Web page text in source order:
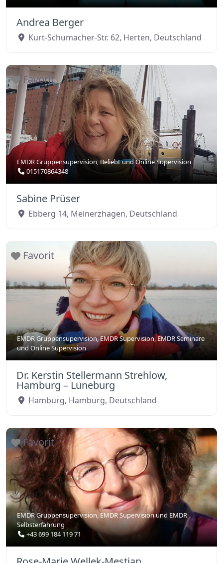
Andrea Berger
Kurt-Schumacher-Str. 62, Herten, Deutschland
Favorit
EMDR Gruppensupervision,BeliebtundOnline Supervision
015170864348
Sabine Prüser
Ebberg 14, Meinerzhagen, Deutschland
Favorit
EMDR Gruppensupervision,EMDR Supervision,EMDR Seminare
undOnline Supervision
Dr. Kerstin Stellermann Strehlow,
Hamburg – Lüneburg
Hamburg, Hamburg, Deutschland
Favorit
EMDR Gruppensupervision, EMDR Supervisionund EMDR
Selbsterfahrung
+43 699 184 119 71